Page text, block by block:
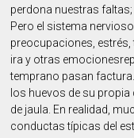
perdona nuestras faltas;
Pero el sistema
preocupaciones,
ira y otras
temprano pasan
los huevos de su
de jaula. En realidad,
conductas típicas del